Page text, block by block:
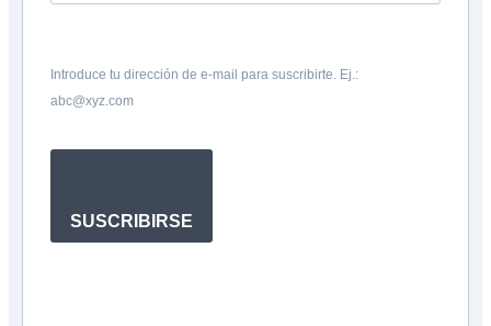
Introduce tu dirección de e-mail para suscribirte. Ej.:
abc@xyz.com
SUSCRIBIRSE